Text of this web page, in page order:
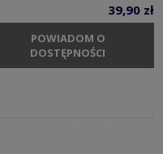
39,90 zł
POWIADOM O
DOSTĘPNOŚCI